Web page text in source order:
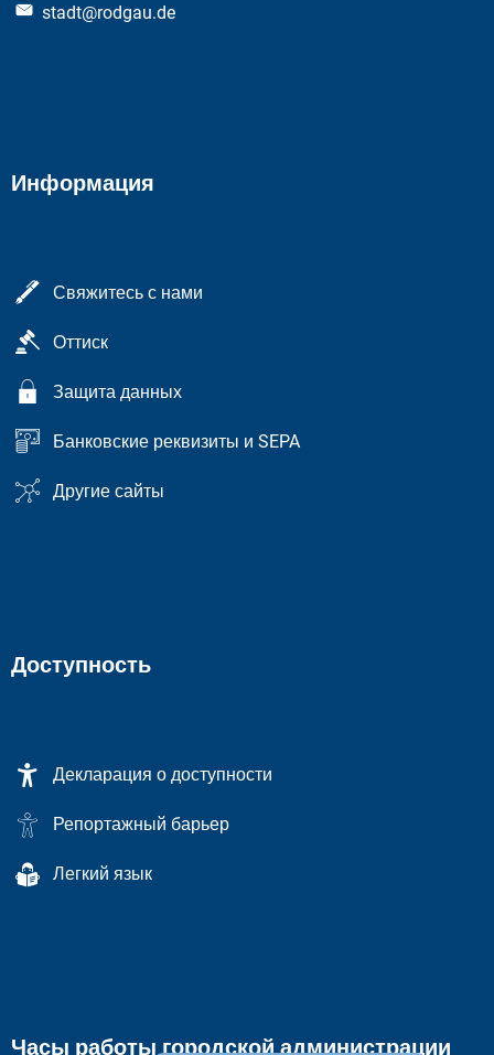
stadt@rodgau.de
Информация
Свяжитесь с нами
Оттиск
Защита данных
Банковские реквизиты и SEPA
Другие сайты
Доступность
Декларация о доступности
Репортажный барьер
Легкий язык
Часы работы городской администрации